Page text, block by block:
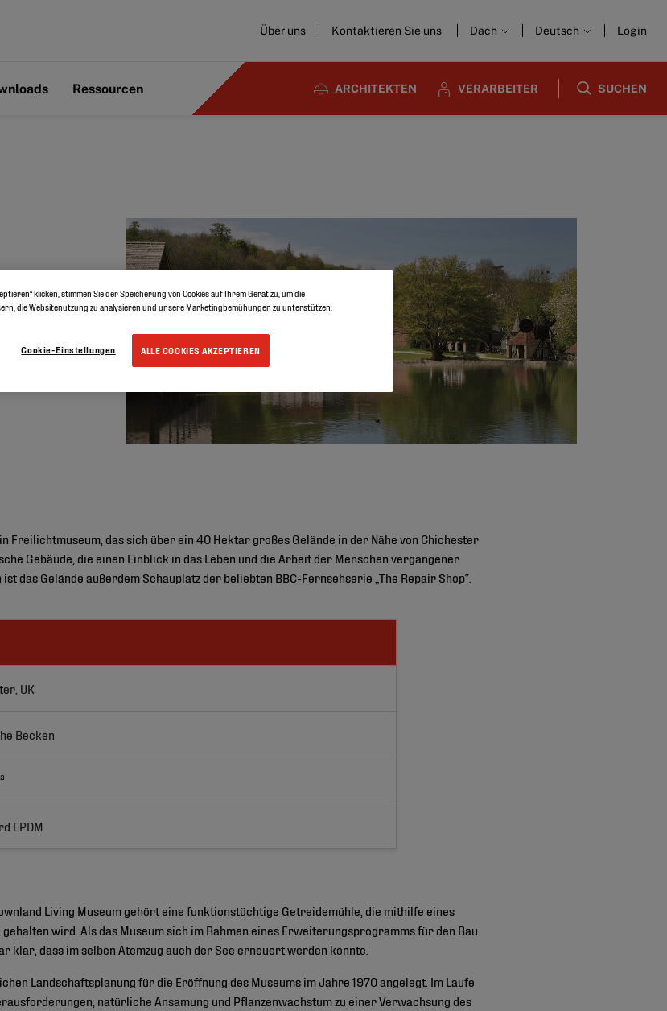
Über uns Kontaktieren Sie uns Dach Deutsch Login
Ressourcen ARCHITEKTEN VERARBEITER SUCHEN
Freilichtmuseum, das sich über ein 40 Hektar großes Gelände in der Nähe von Chichester
Gebäude, die einen Einblick in das Leben und die Arbeit der Menschen vergangener
das Gelände außerdem Schauplatz der beliebten BBC-Fernsehserie „The Repair Shop“.
UK
Becken
EPDM
Living Museum gehört eine funktionstüchtige Getreidemühle, die mithilfe eines
wird. Als das Museum sich im Rahmen eines Erweiterungsprogramms für den Bau
klar, dass im selben Atemzug auch der See erneuert werden könnte.
Landschaftsplanung für die Eröffnung des Museums im Jahre 1970 angelegt. Im Laufe
natürliche Ansamung und Pflanzenwachstum zu einer Verwachsung des
klicken, stimmen Sie der Speicherung von Cookies auf Ihrem Gerät zu, um die
die Websitenutzung zu analysieren und unsere Marketingbemühungen zu unterstützen.
ALLE COOKIES AKZEPTIEREN
Cookie-Einstellungen